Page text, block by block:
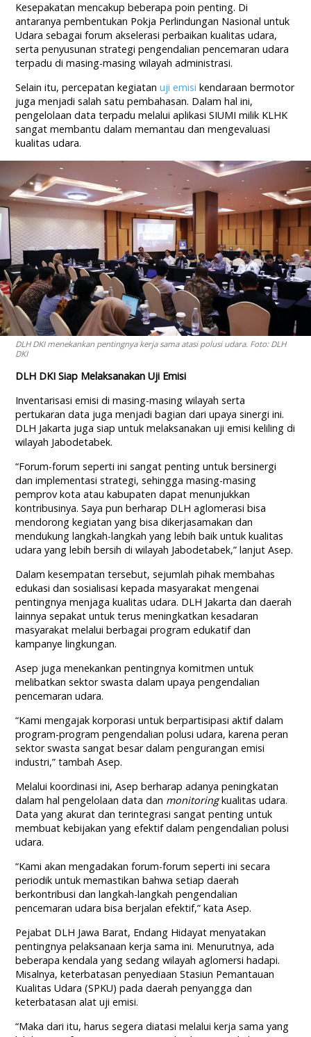
Kesepakatan mencakup beberapa poin penting. Di
antaranya pembentukan Pokja Perlindungan Nasional untuk
Udara sebagai forum akselerasi perbaikan kualitas udara,
serta penyusunan strategi pengendalian pencemaran udara
terpadu di masing-masing wilayah administrasi.
Selain itu, percepatan kegiatan uji emisi kendaraan bermotor
juga menjadi salah satu pembahasan. Dalam hal ini,
pengelolaan data terpadu melalui aplikasi SIUMI milik KLHK
sangat membantu dalam memantau dan mengevaluasi
kualitas udara.
DLH DKI menekankan pentingnya kerja sama atasi polusi udara. Foto: DLH
DKI
DLH DKI Siap Melaksanakan Uji Emisi
Inventarisasi emisi di masing-masing wilayah serta
pertukaran data juga menjadi bagian dari upaya sinergi ini.
DLH Jakarta juga siap untuk melaksanakan uji emisi keliling di
wilayah Jabodetabek.
“Forum-forum seperti ini sangat penting untuk bersinergi
dan implementasi strategi, sehingga masing-masing
pemprov kota atau kabupaten dapat menunjukkan
kontribusinya. Saya pun berharap DLH aglomerasi bisa
mendorong kegiatan yang bisa dikerjasamakan dan
mendukung langkah-langkah yang lebih baik untuk kualitas
udara yang lebih bersih di wilayah Jabodetabek,” lanjut Asep.
Dalam kesempatan tersebut, sejumlah pihak membahas
edukasi dan sosialisasi kepada masyarakat mengenai
pentingnya menjaga kualitas udara. DLH Jakarta dan daerah
lainnya sepakat untuk terus meningkatkan kesadaran
masyarakat melalui berbagai program edukatif dan
kampanye lingkungan.
Asep juga menekankan pentingnya komitmen untuk
melibatkan sektor swasta dalam upaya pengendalian
pencemaran udara.
“Kami mengajak korporasi untuk berpartisipasi aktif dalam
program-program pengendalian polusi udara, karena peran
sektor swasta sangat besar dalam pengurangan emisi
industri,” tambah Asep.
Melalui koordinasi ini, Asep berharap adanya peningkatan
dalam hal pengelolaan data dan monitoringkualitas udara.
Data yang akurat dan terintegrasi sangat penting untuk
membuat kebijakan yang efektif dalam pengendalian polusi
udara.
“Kami akan mengadakan forum-forum seperti ini secara
periodik untuk memastikan bahwa setiap daerah
berkontribusi dan langkah-langkah pengendalian
pencemaran udara bisa berjalan efektif,” kata Asep.
Pejabat DLH Jawa Barat, Endang Hidayat menyatakan
pentingnya pelaksanaan kerja sama ini. Menurutnya, ada
beberapa kendala yang sedang wilayah aglomersi hadapi.
Misalnya, keterbatasan penyediaan Stasiun Pemantauan
Kualitas Udara (SPKU) pada daerah penyangga dan
keterbatasan alat uji emisi.
“Maka dari itu, harus segera diatasi melalui kerja sama yang